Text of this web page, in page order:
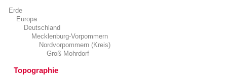
Erde
Europa
Deutschland
Mecklenburg-Vorpommern
Nordvorpommern (Kreis)
Groß Mohrdorf
Topographie